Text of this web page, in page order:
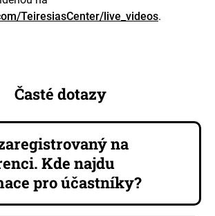
TeiresiasCenter/live_videos.
Časté dotazy
na
Kde najdu
pro účastníky?